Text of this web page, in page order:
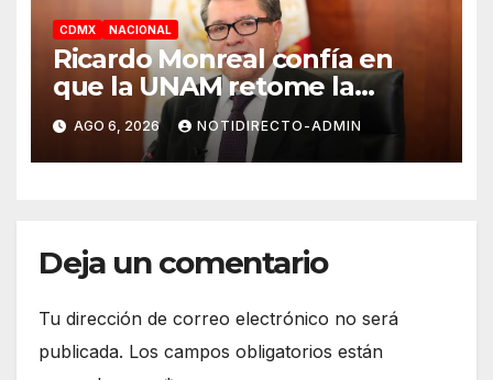
CDMX NACIONAL
Ricardo Monreal confía en
que la UNAM retome la
normalidad e inicie el
semestre mediante el diálogo
AGO 6, 2026 NOTIDIRECTO-ADMIN
Deja un comentario
Tu dirección de correo electrónico no será
publicada. Los campos obligatorios están